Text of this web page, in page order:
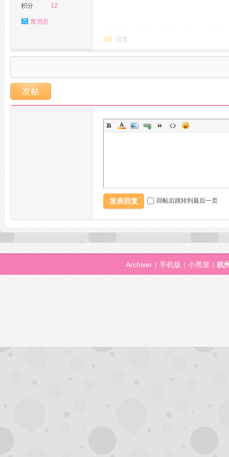
活
积分 12
发消息
回复
发表回复 回帖后跳转到最后一页
Archiver | 手机版 | 小黑屋 | 杭